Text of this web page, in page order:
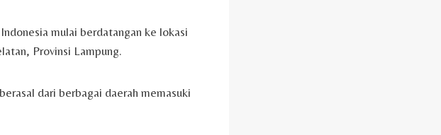
mulai berdatangan ke lokasi
Provinsi Lampung.
dari berbagai daerah memasuki